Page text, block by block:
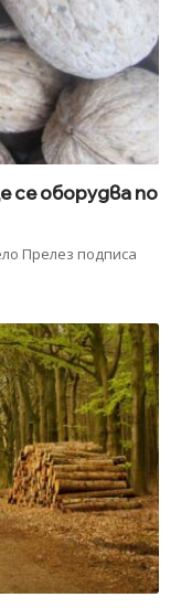
се оборудва по
Прелез подписа